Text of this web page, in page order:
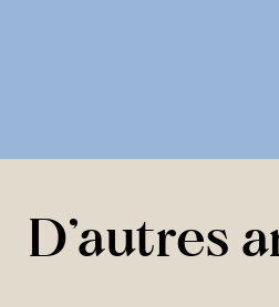
D’autres